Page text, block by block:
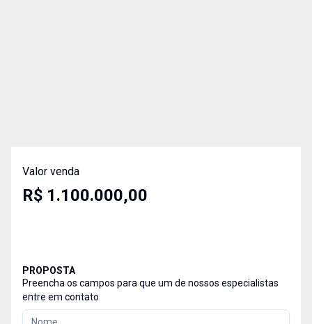
Valor venda
R$ 1.100.000,00
PROPOSTA
Preencha os campos para que um de nossos especialistas
entre em contato